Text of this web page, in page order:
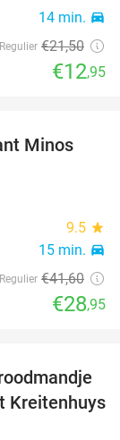
14 min. directions_car
Regulier €21,50
€12,95
30%
Minos
9.5 star
15 min. directions_car
Regulier €41,60
€28,95
38%
Kreitenhuys